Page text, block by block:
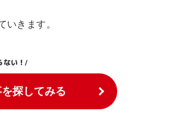
きます。
ない！/
を探してみる